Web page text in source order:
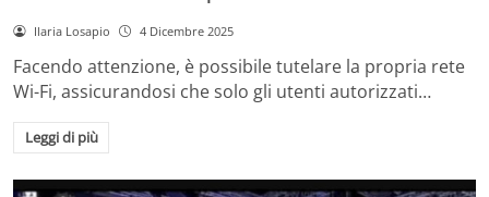
Ilaria Losapio 4 Dicembre 2025
Facendo attenzione, è possibile tutelare la propria rete
Wi-Fi, assicurandosi che solo gli utenti autorizzati…
Leggi di più